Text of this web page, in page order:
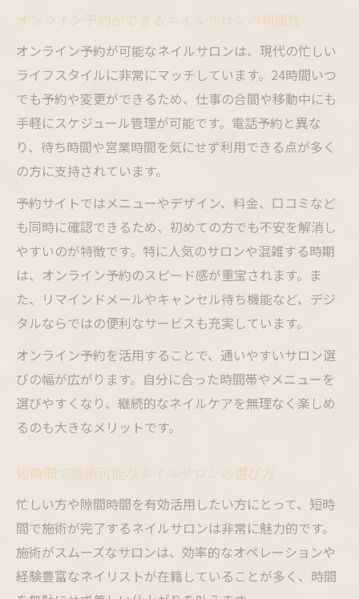
オンライン予約ができるネイルサロンの利便性
オンライン予約が可能なネイルサロンは、現代の忙しい
ライフスタイルに非常にマッチしています。24時間いつ
でも予約や変更ができるため、仕事の合間や移動中にも
手軽にスケジュール管理が可能です。電話予約と異な
り、待ち時間や営業時間を気にせず利用できる点が多く
の方に支持されています。
予約サイトではメニューやデザイン、料金、口コミなど
も同時に確認できるため、初めての方でも不安を解消し
やすいのが特徴です。特に人気のサロンや混雑する時期
は、オンライン予約のスピード感が重宝されます。ま
た、リマインドメールやキャンセル待ち機能など、デジ
タルならではの便利なサービスも充実しています。
オンライン予約を活用することで、通いやすいサロン選
びの幅が広がります。自分に合った時間帯やメニューを
選びやすくなり、継続的なネイルケアを無理なく楽しめ
るのも大きなメリットです。
短時間で施術可能なネイルサロンの選び方
忙しい方や隙間時間を有効活用したい方にとって、短時
間で施術が完了するネイルサロンは非常に魅力的です。
施術がスムーズなサロンは、効率的なオペレーションや
経験豊富なネイリストが在籍していることが多く、時間